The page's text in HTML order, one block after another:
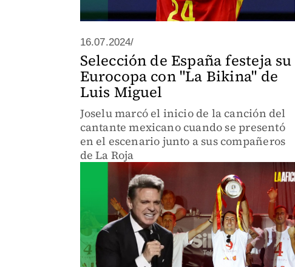
16.07.2024/
Selección de España festeja su
Eurocopa con "La Bikina" de
Luis Miguel
Joselu marcó el inicio de la canción del
cantante mexicano cuando se presentó
en el escenario junto a sus compañeros
de La Roja